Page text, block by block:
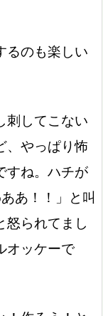
るのも楽しい
刺してこない
、やっぱり怖
すね。ハチが
あ！！」と叫
怒られてまし
オッケーで